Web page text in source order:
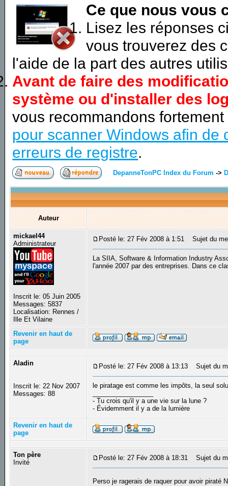
Ce que nous vous
Lisez les réponses
vous trouverez des
l'aide de la part des autres
Avant de faire des
système ou d'installer des
vous recommandons
pour scanner Windows afin de
erreurs de registre.
DepanneTonPC Index du Forum ->
Auteur
mickael44
Administrateur
Inscrit le: 05 Juin 2005
Messages: 5837
Localisation: Rennes /
Ille Et Vilaine
Posté le: 27 Fév 2008 à 1:51 Sujet du
La SIIA, Software & Information Industry
l'année 2007 par des entreprises. Dans ce
Revenir en haut de
page
Aladin
Inscrit le: 22 Nov 2007
Messages: 88
Posté le: 27 Fév 2008 à 13:13 Sujet du
le piratage est comme les impôts, la seul
- Tu crois qu'il y a une vie sur la lune ?
- Évidemment il y a de la lumière
Revenir en haut de
page
Ton père
Invité
Posté le: 27 Fév 2008 à 18:31 Sujet du
Perso je ragerais de raquer pour avoir piraté